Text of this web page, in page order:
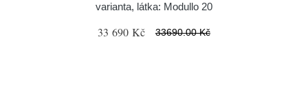
varianta, látka: Modullo 20
33 690 Kč 33690.00 Kč